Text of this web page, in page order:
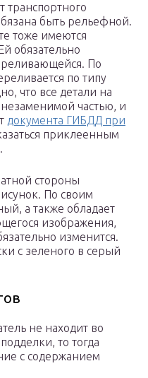
транспортного
быть рельефной.
тоже имеются
обязательно
По
по типу
что все детали на
частью, и
документа ГИБДД при
приклеенным
стороны
По своим
а также обладает
изображения,
изменится.
с зеленого в серый
не находит во
то тогда
с содержанием